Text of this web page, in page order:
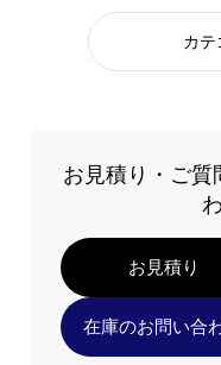
約30kg（バッテリー
杭ナビ
測距：±3mm 測角：
カテ
お見積り・ご質
お見積り
在庫のお問い合